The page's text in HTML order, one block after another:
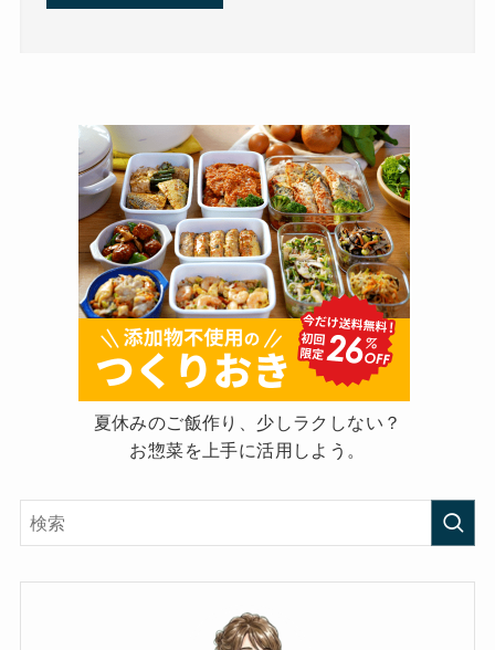
夏休みのご飯作り、少しラクしない？
お惣菜を上手に活用しよう。